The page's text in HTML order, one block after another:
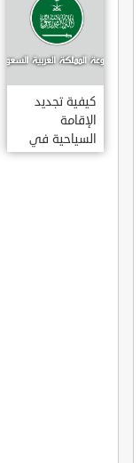
كيفية تجديد
الإقامة
السياحية في
تركيا وما